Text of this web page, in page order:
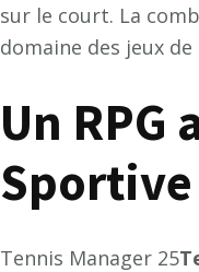
sur le court. La
domaine des jeux de
Un RPG
Sportive
Tennis Manager 25T